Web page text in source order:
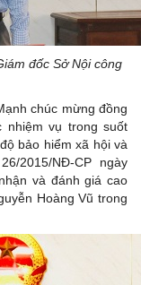
đốc Sở Nội công
chúc mừng đồng
nhiệm vụ trong suốt
bảo hiểm xã hội và
2015/NĐ-CP ngày
và đánh giá cao
Hoàng Vũ trong